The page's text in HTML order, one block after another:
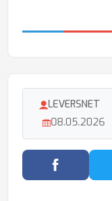
LEVERSNET
08.05.2026